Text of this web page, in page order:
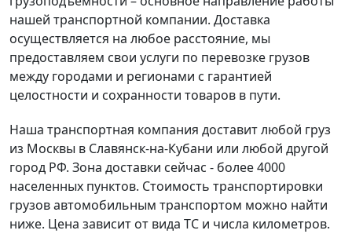
нашей транспортной компании. Доставка
осуществляется на любое расстояние, мы
предоставляем свои услуги по перевозке грузов
между городами и регионами с гарантией
целостности и сохранности товаров в пути.
Наша транспортная компания доставит любой груз
из Москвы в Славянск-на-Кубани или любой другой
город РФ. Зона доставки сейчас - более 4000
населенных пунктов. Стоимость транспортировки
грузов автомобильным транспортом можно найти
ниже. Цена зависит от вида ТС и числа километров.